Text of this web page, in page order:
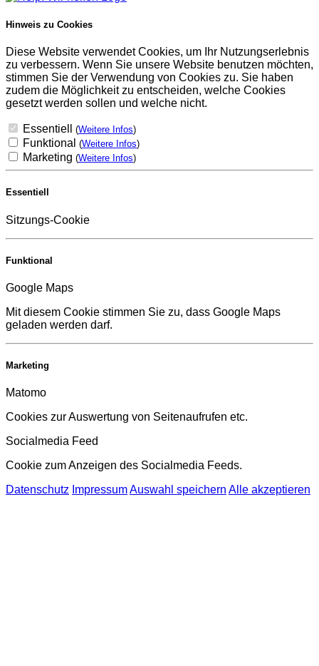
Hinweis zu Cookies
Diese Website verwendet Cookies, um Ihr Nutzungserlebnis
zu verbessern. Wenn Sie unsere Website benutzen möchten,
stimmen Sie der Verwendung von Cookies zu. Sie haben
zudem die Möglichkeit zu entscheiden, welche Cookies
gesetzt werden sollen und welche nicht.
Essentiell (Weitere Infos)
Funktional (Weitere Infos)
Marketing (Weitere Infos)
Essentiell
Sitzungs-Cookie
Funktional
Google Maps
Mit diesem Cookie stimmen Sie zu, dass Google Maps
geladen werden darf.
Marketing
Matomo
Cookies zur Auswertung von Seitenaufrufen etc.
Socialmedia Feed
Cookie zum Anzeigen des Socialmedia Feeds.
Datenschutz ImpressumAuswahl speichern Alle akzeptieren